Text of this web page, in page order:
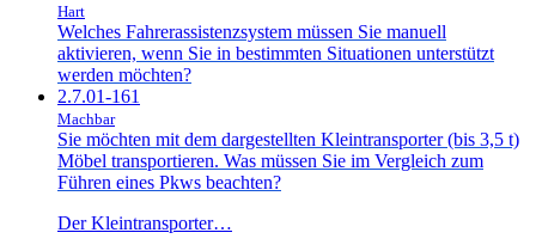
Hart
Welches Fahrerassistenzsystem müssen Sie manuell
aktivieren, wenn Sie in bestimmten Situationen unterstützt
werden möchten?
2.7.01-161
Machbar
Sie möchten mit dem dargestellten Kleintransporter (bis 3,5 t)
Möbel transportieren. Was müssen Sie im Vergleich zum
Führen eines Pkws beachten?
Der Kleintransporter…